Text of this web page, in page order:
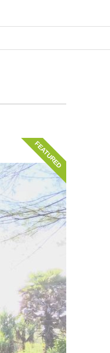
FEATURED